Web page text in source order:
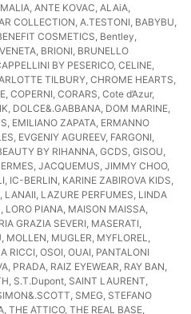
ANTE KOVAC, ALAiA,
COLLECTION, A.TESTONI, BABYBU,
COSMETICS, Bentley,
BRIONI, BRUNELLO
BY PESERICO, CELINE,
TILBURY, CHROME HEARTS,
COPERNI, CORARS, Cote d’Azur,
DOLCE&.GABBANA, DOM MARINE,
EMILIANO ZAPATA, ERMANNO
EVGENIY AGUREEV, FARGONI,
BY RIHANNA, GCDS, GISOU,
JACQUEMUS, JIMMY CHOO,
IC-BERLIN, KARINE ZABIROVA KIDS,
LAZURE PERFUMES, LINDA
LORO PIANA, MAISON MAISSA,
GRAZIA SEVERI, MASERATI,
MUGLER, MYFLOREL,
RICCI, OSOI, OUAI, PANTALONI
PRADA, RAIZ EYEWEAR, RAY BAN,
S.T.Dupont, SAINT LAURENT,
SMEG, STEFANO
THE ATTICO, THE REAL BASE,